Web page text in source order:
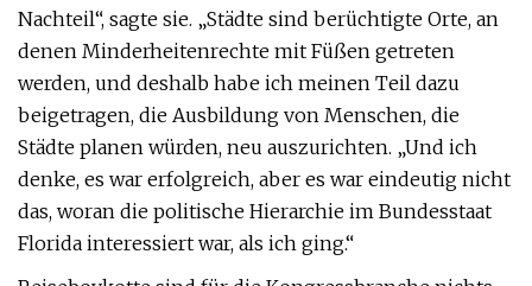
Nachteil“, sagte sie. „Städte sind berüchtigte Orte, an
denen Minderheitenrechte mit Füßen getreten
werden, und deshalb habe ich meinen Teil dazu
beigetragen, die Ausbildung von Menschen, die
Städte planen würden, neu auszurichten. „Und ich
denke, es war erfolgreich, aber es war eindeutig nicht
das, woran die politische Hierarchie im Bundesstaat
Florida interessiert war, als ich ging.“